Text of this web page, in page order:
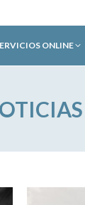
ONLINE